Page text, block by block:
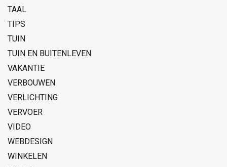
TAAL
TIPS
TUIN
TUIN EN BUITENLEVEN
VAKANTIE
VERBOUWEN
VERLICHTING
VERVOER
VIDEO
WEBDESIGN
WINKELEN